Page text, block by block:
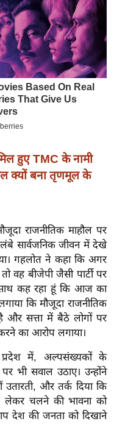
हुए TMC के नामी
क्यों बना तृणमूल के
राजनीतिक माहौल पर
सार्वजनिक जीवन में देखे
गहलोत ने कहा कि अगर
वह बीजेपी जैसी पार्टी पर
साथ कह रहा हूं कि आज का
कि मौजूदा राजनीतिक
है और सत्ता में बैठे लोगों पर
का आरोप लगाया।
प्रदेश में, अल्पसंख्यकों के
भी सवाल उठाए। उन्होंने
उतारती, और तर्क दिया कि
लेकर चलने की भावना को
देश की जनता को दिखाने